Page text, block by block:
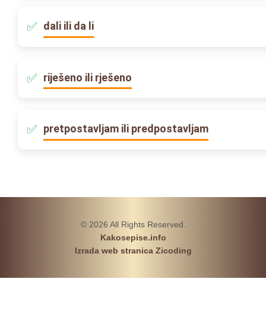
dali ili da li
riješeno ili rješeno
pretpostavljam ili predpostavljam
© 2026 All Rights Reserved.
Kakosepise.info
Izrada web stranica Zicoding